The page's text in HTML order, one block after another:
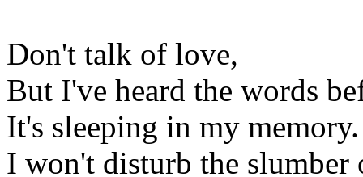
Don't talk of love,
But I've heard the words
It's sleeping in my memory.
I won't disturb the slumber